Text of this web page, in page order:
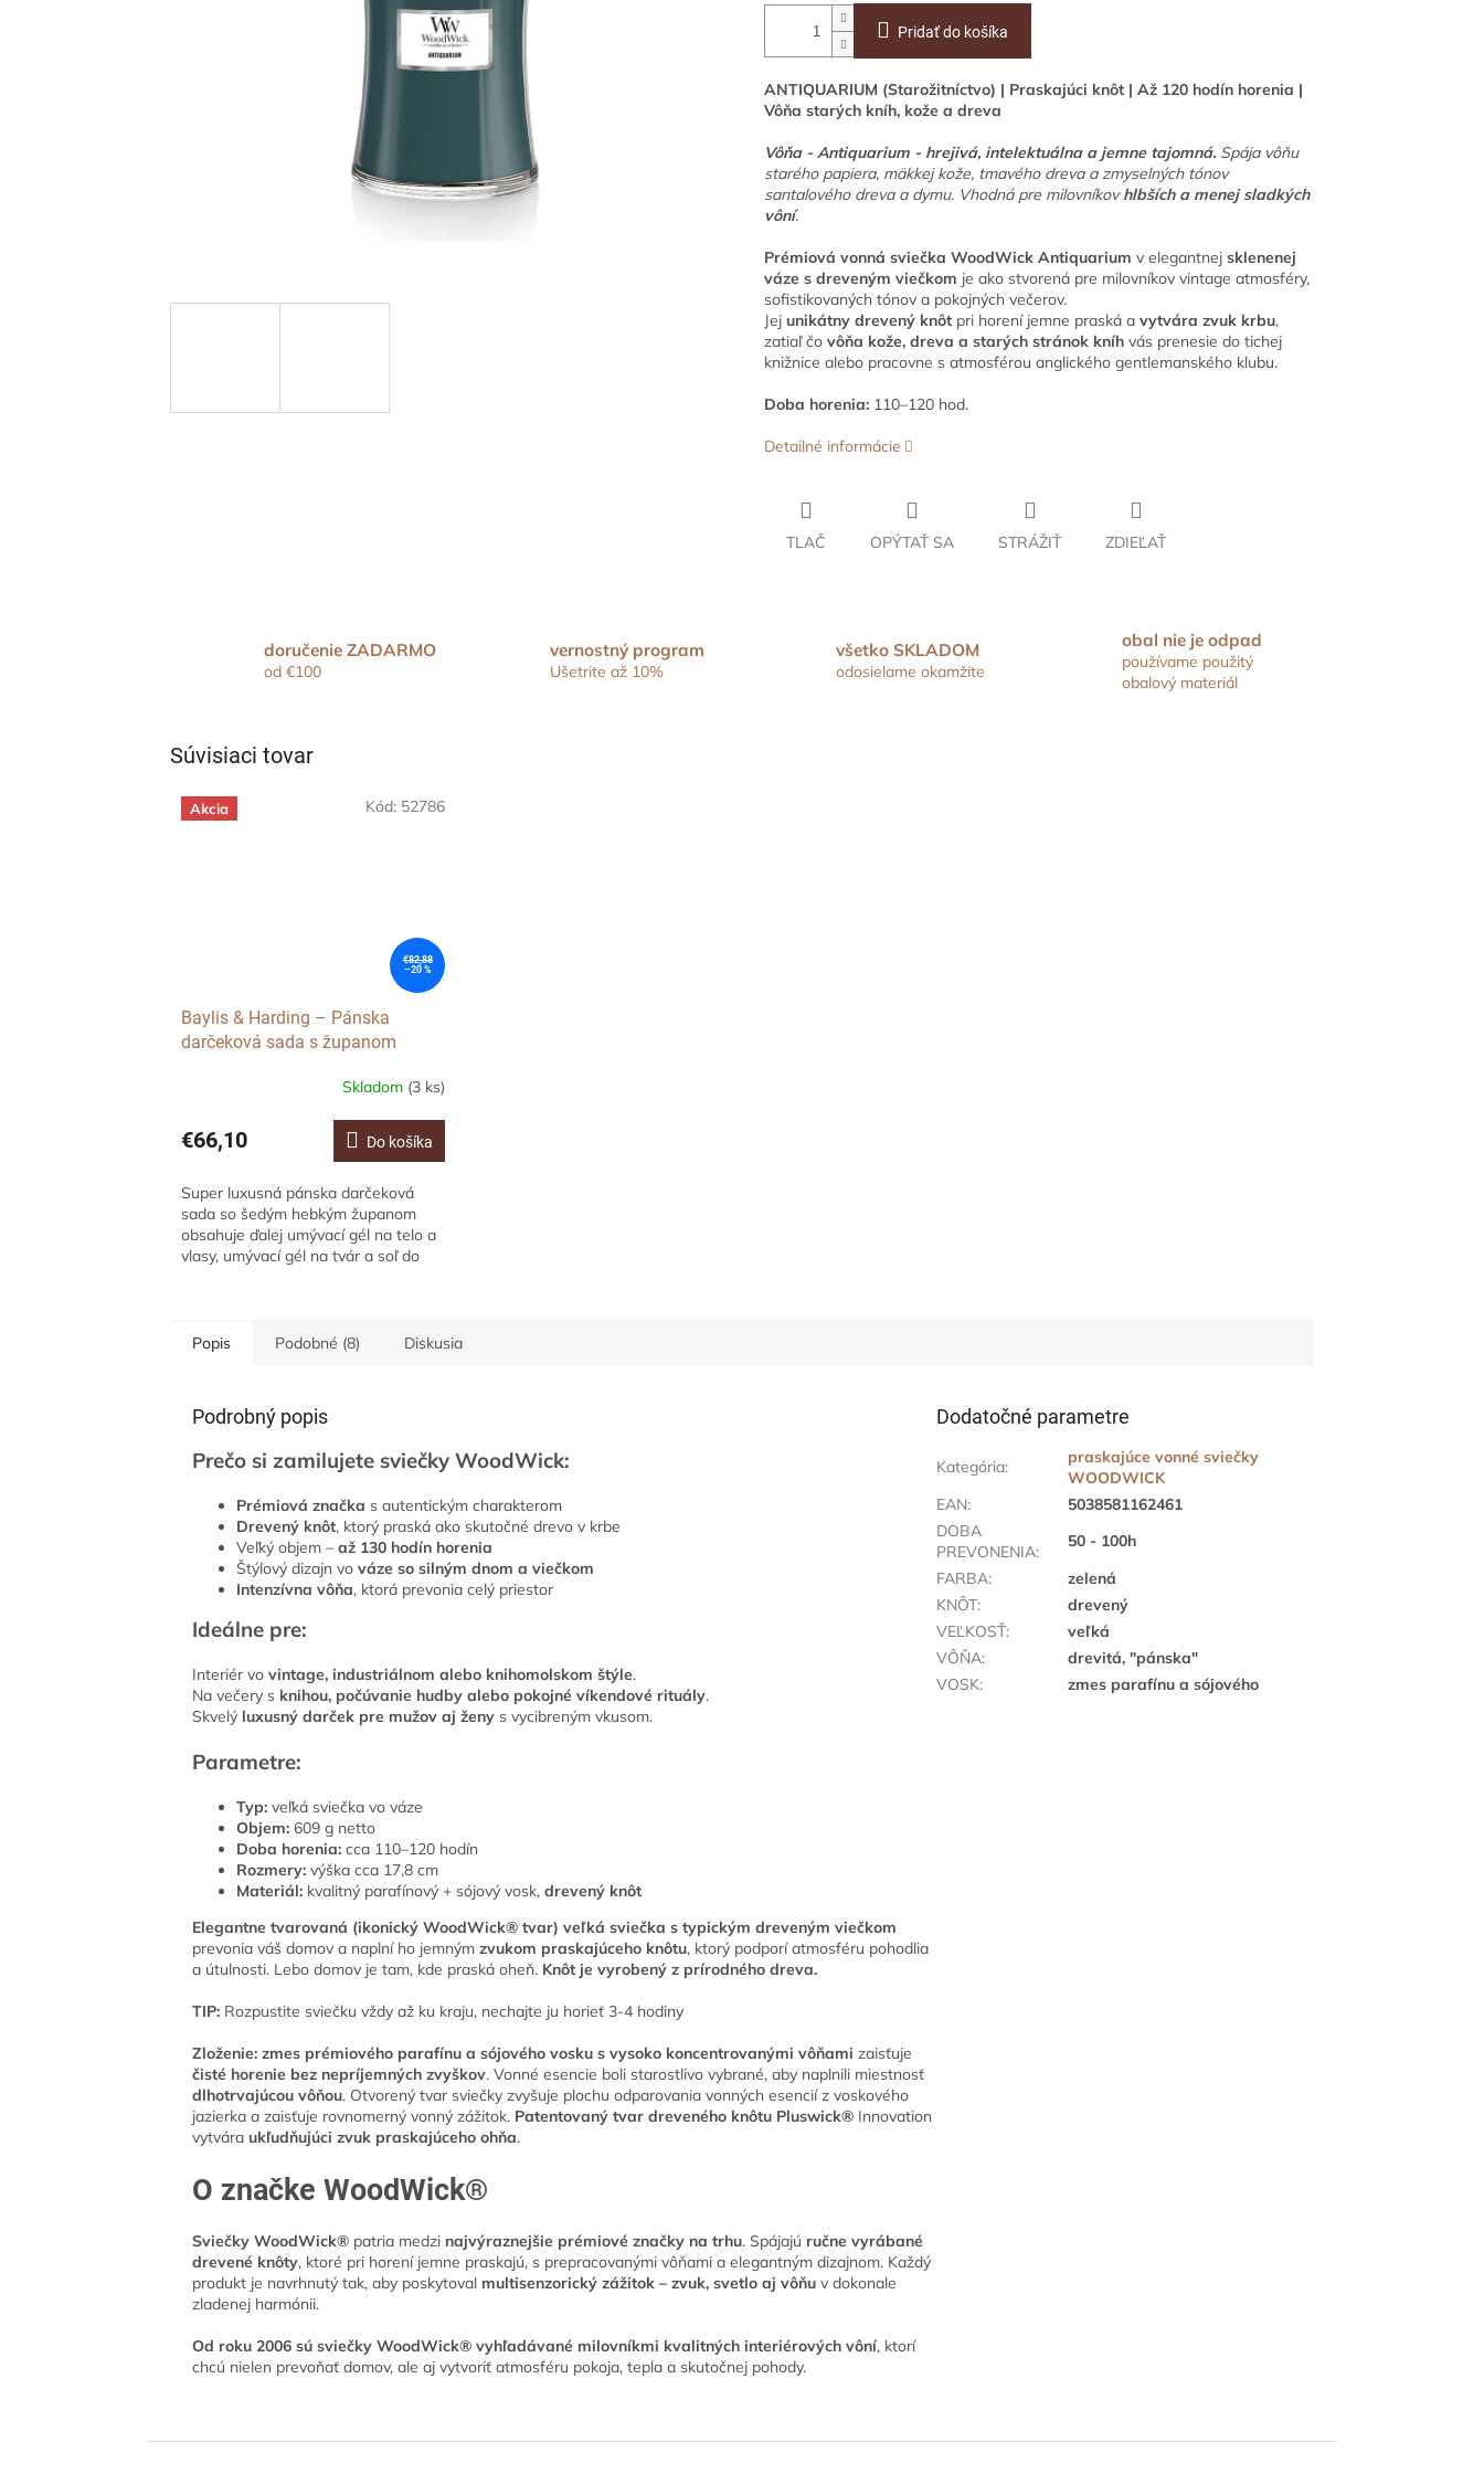
Pridať do košíka
ANTIQUARIUM (Starožitníctvo) | Praskajúci knôt | Až 120 hodín horenia |
Vôňa starých kníh, kože a dreva
Vôňa - Antiquarium - hrejivá, intelektuálna a jemne tajomná. Spája vôňu
starého papiera, mäkkej kože, tmavého dreva a zmyselných tónov
santalového dreva a dymu. Vhodná pre milovníkovhlbších a menej sladkých
vôní.
Prémiová vonná sviečka WoodWick Antiquarium v elegantnej sklenenej
váze s dreveným viečkom je ako stvorená pre milovníkov vintage atmosféry,
sofistikovaných tónov a pokojných večerov.
Jej unikátny drevený knôt pri horení jemne praská a vytvára zvuk krbu,
zatiaľ čo vôňa kože, dreva a starých stránok kníh vás prenesie do tichej
knižnice alebo pracovne s atmosférou anglického gentlemanského klubu.
Doba horenia: 110–120 hod.
Detailné informácie
TLAČ OPÝTAŤ SA STRÁŽIŤ ZDIEĽAŤ
doručenie ZADARMO
od €100
vernostný program
Ušetrite až 10%
všetko SKLADOM
odosielame okamžite
obal nie je odpad
používame použitý
obalový materiál
Súvisiaci tovar
Akcia
€82,88
–20 %
Baylis & Harding – Pánska
darčeková sada s županom
Skladom (3 ks)
€66,10 Do košíka
Super luxusná pánska darčeková
sada so šedým hebkým županom
obsahuje ďalej umývací gél na telo a
vlasy, umývací gél na tvár a soľ do
Kód: 52786
Popis Podobné (8) Diskusia
Podrobný popis
Prečo si zamilujete sviečky WoodWick:
Prémiová značka s autentickým charakterom
Drevený knôt, ktorý praská ako skutočné drevo v krbe
Veľký objem –až 130 hodín horenia
Štýlový dizajn vo váze so silným dnom a viečkom
Intenzívna vôňa, ktorá prevonia celý priestor
Ideálne pre:
Interiér vovintage, industriálnom alebo knihomolskom štýle.
Na večery s knihou, počúvanie hudby alebo pokojné víkendové rituály.
Skvelý luxusný darček pre mužov aj ženy s vycibreným vkusom.
Parametre:
Typ: veľká sviečka vo váze
Objem: 609 g netto
Doba horenia: cca 110–120 hodín
Rozmery: výška cca 17,8 cm
Materiál: kvalitný parafínový + sójový vosk,drevený knôt
Elegantne tvarovaná (ikonický WoodWick® tvar) veľká sviečka s typickým dreveným viečkom
prevonia váš domov a naplní ho jemnýmzvukom praskajúceho knôtu, ktorý podporí atmosféru pohodlia
a útulnosti. Lebo domov je tam, kde praská oheň. Knôt je vyrobený z prírodného dreva.
TIP: Rozpustite sviečku vždy až ku kraju, nechajte ju horieť 3-4 hodiny
Zloženie: zmes prémiového parafínu a sójového vosku s vysoko koncentrovanými vôňami zaisťuje
čisté horenie bez nepríjemných zvyškov. Vonné esencie boli starostlivo vybrané, aby naplnili miestnosť
dlhotrvajúcou vôňou. Otvorený tvar sviečky zvyšuje plochu odparovania vonných esencií z voskového
jazierka a zaisťuje rovnomerný vonný zážitok. Patentovaný tvar dreveného knôtu Pluswick® Innovation
vytvára ukľudňujúci zvuk praskajúceho ohňa.
O značke WoodWick®
Sviečky WoodWick® patria medzi najvýraznejšie prémiové značky na trhu. Spájajú ručne vyrábané
drevené knôty, ktoré pri horení jemne praskajú, s prepracovanými vôňami a elegantným dizajnom. Každý
produkt je navrhnutý tak, aby poskytoval multisenzorický zážitok – zvuk, svetlo aj vôňu v dokonale
zladenej harmónii.
Od roku 2006 sú sviečky WoodWick® vyhľadávané milovníkmi kvalitných interiérových vôní, ktorí
chcú nielen prevoňať domov, ale aj vytvoriť atmosféru pokoja, tepla a skutočnej pohody.
Dodatočné parametre
Kategória:
praskajúce vonné sviečky
WOODWICK
EAN:
5038581162461
DOBA
PREVONENIA:
50 - 100h
FARBA:
zelená
KNÔT:
drevený
VEĽKOSŤ:
veľká
VÔŇA:
drevitá, "pánska"
VOSK: zmes parafínu a sójového